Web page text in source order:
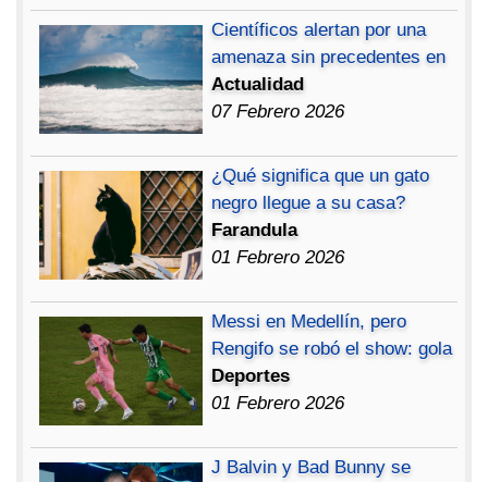
Científicos alertan por una
amenaza sin precedentes en
Actualidad
07 Febrero 2026
¿Qué significa que un gato
negro llegue a su casa?
Farandula
01 Febrero 2026
Messi en Medellín, pero
Rengifo se robó el show: gola
Deportes
01 Febrero 2026
J Balvin y Bad Bunny se